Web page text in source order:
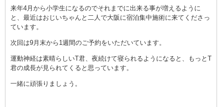
来年4月から小学生になるのでそれまでに出来る事が増えるように
と、最近はおじいちゃんと二人で大阪に宿泊集中施術に来てくださっ
ています。
次回は9月末から1週間のご予約をいただいています。
運動神経は素晴らしいT君、夜続けて寝られるようになると、もっとT
君の成長が見られてくると思っています。
一緒に頑張りましょう。